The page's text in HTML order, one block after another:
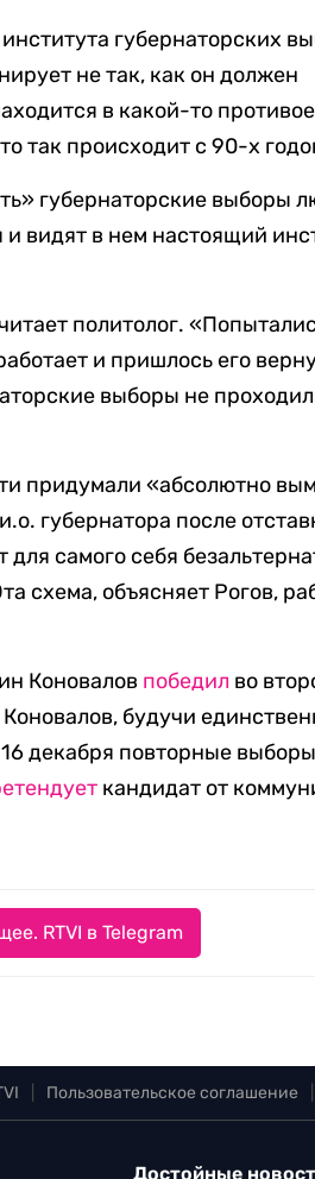
губернаторских
не так, как он должен
в какой-то
так происходит с 90-х
губернаторские выборы
видят в нем настоящий
политолог.
и пришлось его
выборы не
придумали «абсолютно
губернатора после
самого себя
схема, объясняет Рогов,
Коновалов победил во
будучи
декабря повторные
кандидат от
RTVI в Telegram
Пользовательское соглашение
Достойные